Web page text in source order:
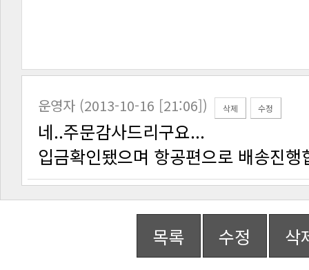
운영자 (2013-10-16 [21:06]) 삭제 수정
네..주문감사드리구요...
입금확인됐으며 항공편으로 배송진행
목록 수정 삭